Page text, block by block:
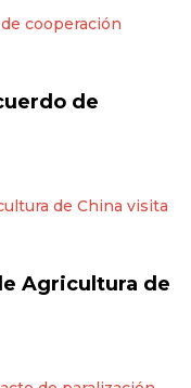
de
Agricultura de